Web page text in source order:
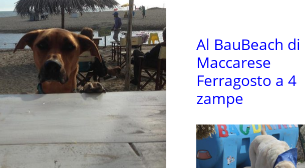
Al BauBeach di
Maccarese
Ferragosto a 4
zampe